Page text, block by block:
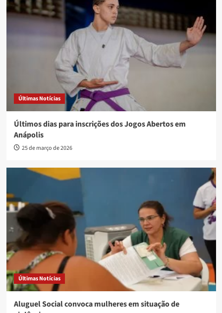
Últimas Notícias
Últimos dias para inscrições dos Jogos Abertos em
Anápolis
25 de março de 2026
Últimas Notícias
Aluguel Social convoca mulheres em situação de